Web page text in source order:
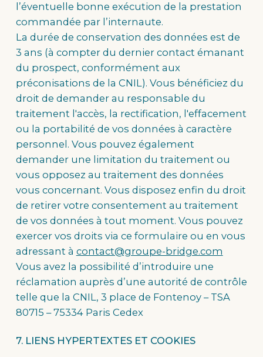
l’éventuelle bonne exécution de la prestation
commandée par l’internaute.
La durée de conservation des données est de
3 ans (à compter du dernier contact émanant
du prospect, conformément aux
préconisations de la CNIL). Vous bénéficiez du
droit de demander au responsable du
traitement l'accès, la rectification, l'effacement
ou la portabilité de vos données à caractère
personnel. Vous pouvez également
demander une limitation du traitement ou
vous opposez au traitement des données
vous concernant. Vous disposez enfin du droit
de retirer votre consentement au traitement
de vos données à tout moment. Vous pouvez
exercer vos droits via ce formulaire ou en vous
adressant à contact@groupe-bridge.com
Vous avez la possibilité d’introduire une
réclamation auprès d’une autorité de contrôle
telle que la CNIL, 3 place de Fontenoy – TSA
80715 – 75334 Paris Cedex
7. LIENS HYPERTEXTES ET COOKIES